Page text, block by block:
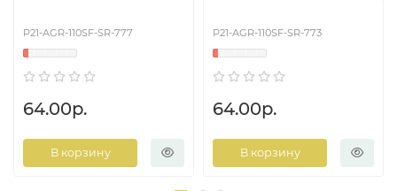
P21-AGR-110SF-SR-777
64.00р.
В корзину
P21-AGR-110SF-SR-773
64.00р.
В корзину